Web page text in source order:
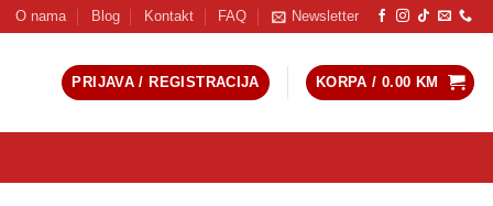
O nama Blog Kontakt FAQ Newsletter
PRIJAVA / REGISTRACIJA KORPA / 0.00 KM